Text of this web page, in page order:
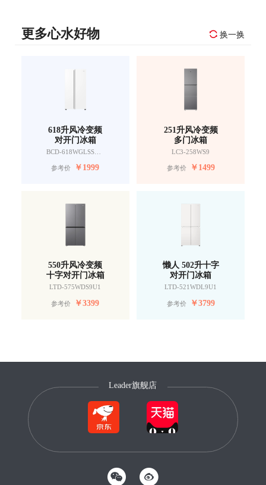
更多心水好物 换一换
618升风冷变频
对开门冰箱
BCD-618WGLSSEDW9
参考价 ￥1999
251升风冷变频
多门冰箱
LC3-258WS9
参考价 ￥1499
550升风冷变频
十字对开门冰箱
LTD-575WDS9U1
参考价 ￥3399
懒人 502升十字
对开门冰箱
LTD-521WDL9U1
参考价 ￥3799
Leader旗舰店